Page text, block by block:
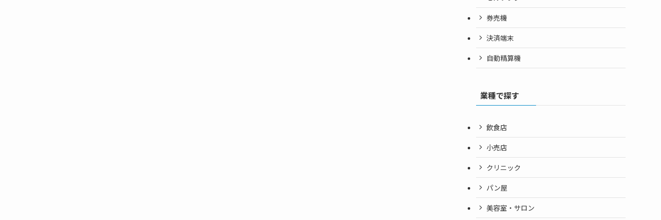
券売機
決済端末
自動精算機
業種で探す
飲食店
小売店
クリニック
パン屋
美容室・サロン